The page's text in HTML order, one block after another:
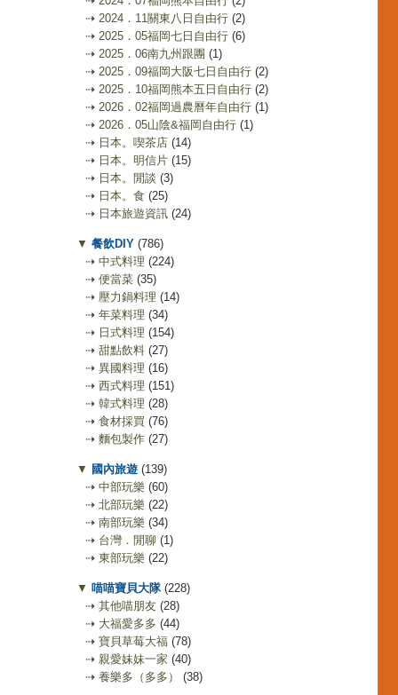
⇢ 2024．11關東八日自由行 (2)
⇢ 2025．05福岡七日自由行 (6)
⇢ 2025．06南九州跟團 (1)
⇢ 2025．09福岡大阪七日自由行 (2)
⇢ 2025．10福岡熊本五日自由行 (2)
⇢ 2026．02福岡過農曆年自由行 (1)
⇢ 2026．05山陰&福岡自由行 (1)
⇢ 日本。喫茶店 (14)
⇢ 日本。明信片 (15)
⇢ 日本。閒談 (3)
⇢ 日本。食 (25)
⇢ 日本旅遊資訊 (24)
▼ 餐飲DIY (786)
⇢ 中式料理 (224)
⇢ 便當菜 (35)
⇢ 壓力鍋料理 (14)
⇢ 年菜料理 (34)
⇢ 日式料理 (154)
⇢ 甜點飲料 (27)
⇢ 異國料理 (16)
⇢ 西式料理 (151)
⇢ 韓式料理 (28)
⇢ 食材採買 (76)
⇢ 麵包製作 (27)
▼ 國內旅遊 (139)
⇢ 中部玩樂 (60)
⇢ 北部玩樂 (22)
⇢ 南部玩樂 (34)
⇢ 台灣．閒聊 (1)
⇢ 東部玩樂 (22)
▼ 喵喵寶貝大隊 (228)
⇢ 其他喵朋友 (28)
⇢ 大福愛多多 (44)
⇢ 寶貝草莓大福 (78)
⇢ 親愛妹妹一家 (40)
⇢ 養樂多（多多） (38)